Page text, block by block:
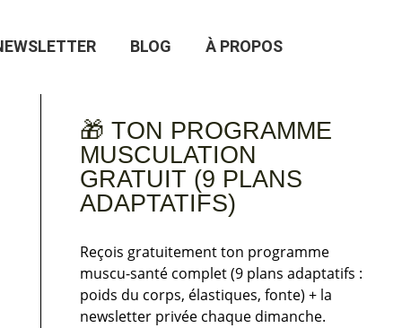
BLOG À PROPOS
🎁 TON PROGRAMME
MUSCULATION
GRATUIT (9 PLANS
ADAPTATIFS)
Reçois gratuitement ton programme
muscu-santé complet (9 plans adaptatifs :
poids du corps, élastiques, fonte) + la
newsletter privée chaque dimanche.